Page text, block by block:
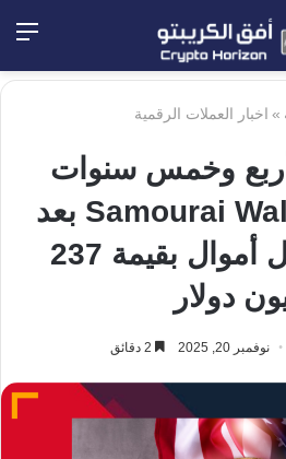
» اخبار العملات الرقمية
وخمس سنوات
لمؤسسي Samourai Wallet بعد
إدانتهما بغسل أموال بقيمة 237
دولار
نوفمبر 20, 2025